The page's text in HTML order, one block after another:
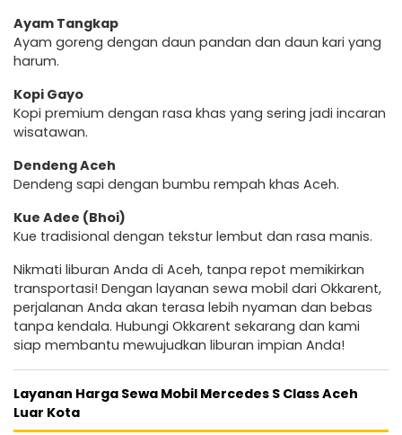
Ayam Tangkap
Ayam goreng dengan daun pandan dan daun kari yang
harum.
Kopi Gayo
Kopi premium dengan rasa khas yang sering jadi incaran
wisatawan.
Dendeng Aceh
Dendeng sapi dengan bumbu rempah khas Aceh.
Kue Adee (Bhoi)
Kue tradisional dengan tekstur lembut dan rasa manis.
Nikmati liburan Anda di Aceh, tanpa repot memikirkan
transportasi! Dengan layanan sewa mobil dari Okkarent,
perjalanan Anda akan terasa lebih nyaman dan bebas
tanpa kendala. Hubungi Okkarent sekarang dan kami
siap membantu mewujudkan liburan impian Anda!
Layanan Harga Sewa Mobil Mercedes S Class Aceh
Luar Kota